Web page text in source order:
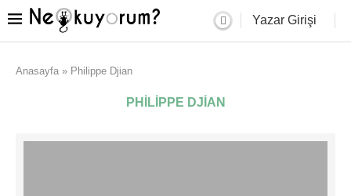
Yazar Girişi
Anasayfa » Philippe Djian
PHILIPPE DJIAN